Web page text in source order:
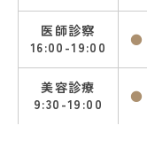
医師診察
16:00-19:00
●
美容診療
9:30-19:00
●